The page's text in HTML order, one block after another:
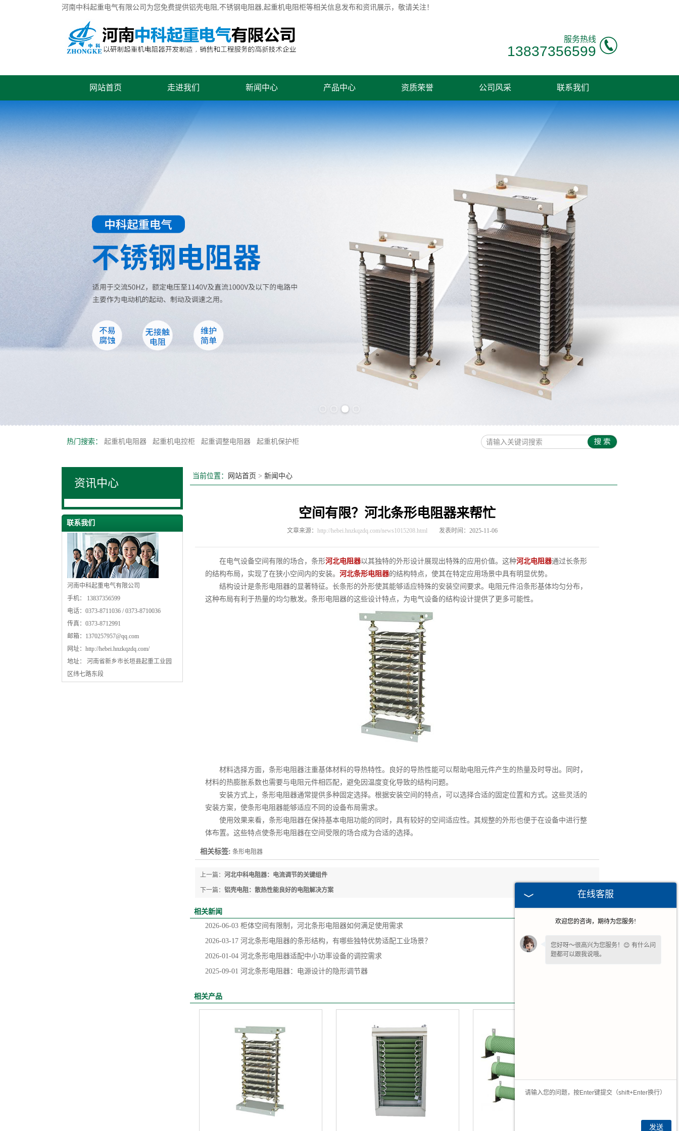
河南中科起重电气有限公司为您免费提供铝壳电阻 ,不锈钢电阻器,起重机电阻柜等相关信息发布和资讯展示，敬请关注！
服务热线
13837356599
网站首页 走进我们 新闻中心 产品中心 资质荣誉 公司风采 联系我们
热门搜索： 起重机电阻器 起重机电控柜 起重调整电阻器 起重机保护柜
资讯中心
联系我们
河南中科起重电气有限公司
手机： 13837356599
电话：0373-8711036 / 0373-8710036
传真：0373-8712991
邮箱： 1370257957@qq.com
网址： http://hebei.hnzkqzdq.com/
地址： 河南省新乡市长垣县起重工业园
区纬七路东段
当前位置： 网站首页 > 新闻中心
空间有限？河北条形电阻器来帮忙
文章来源： http://hebei.hnzkqzdq.com/news1015208.html 发表时间：2025-11-06
在电气设备空间有限的场合，条形河北电阻器以其独特的外形设计展现出特殊的应用价值。这种河北电阻器通过长条形
的结构布局，实现了在狭小空间内的安装。 河北条形电阻器的结构特点，使其在特定应用场景中具有明显优势。
结构设计是条形电阻器的显著特征。长条形的外形使其能够适应特殊的安装空间要求。电阻元件沿条形基体均匀分布，
这种布局有利于热量的均匀散发。条形电阻器的这些设计特点，为电气设备的结构设计提供了更多可能性。
材料选择方面，条形电阻器注重基体材料的导热特性。良好的导热性能可以帮助电阻元件产生的热量及时导出。同时，
材料的热膨胀系数也需要与电阻元件相匹配，避免因温度变化导致的结构问题。
安装方式上，条形电阻器通常提供多种固定选择。根据安装空间的特点，可以选择合适的固定位置和方式。这些灵活的
安装方案，使条形电阻器能够适应不同的设备布局需求。
使用效果来看，条形电阻器在保持基本电阻功能的同时，具有较好的空间适应性。其规整的外形也便于在设备中进行整
体布置。这些特点使条形电阻器在空间受限的场合成为合适的选择。
相关标签: 条形电阻器
上一篇： 河北中科电阻器：电流调节的关键组件
下一篇： 铝壳电阻：散热性能良好的电阻解决方案
相关新闻
2026-06-03 柜体空间有限制，河北条形电阻器如何满足使用需求
2026-03-17 河北条形电阻器的条形结构，有哪些独特优势适配工业场景？
2026-01-04 河北条形电阻器适配中小功率设备的调控需求
2025-09-01 河北条形电阻器：电源设计的隐形调节器
相关产品
在线客服
欢迎您的咨询，期待为您服务!
您好呀～很高兴为您服务！😊 有什么问
题都可以跟我说哦。
发送